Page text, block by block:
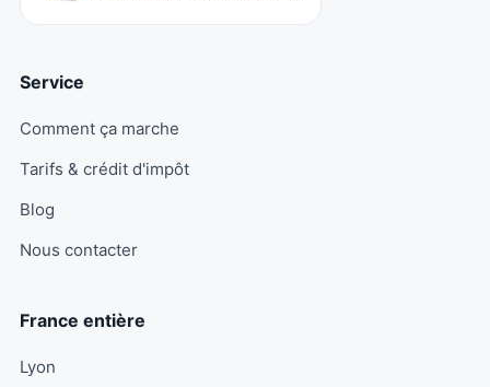
Service
Comment ça marche
Tarifs & crédit d'impôt
Blog
Nous contacter
France entière
Lyon